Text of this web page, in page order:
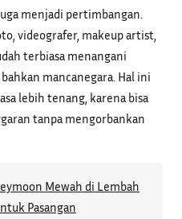
menjadi pertimbangan.
videografer, makeup artist,
terbiasa menangani
mancanegara. Hal ini
lebih tenang, karena bisa
tanpa mengorbankan
Mewah di Lembah
Pasangan